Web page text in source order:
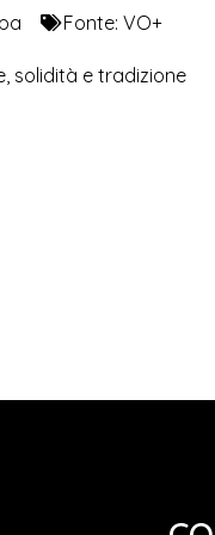
Fonte: VO+
solidità e tradizione